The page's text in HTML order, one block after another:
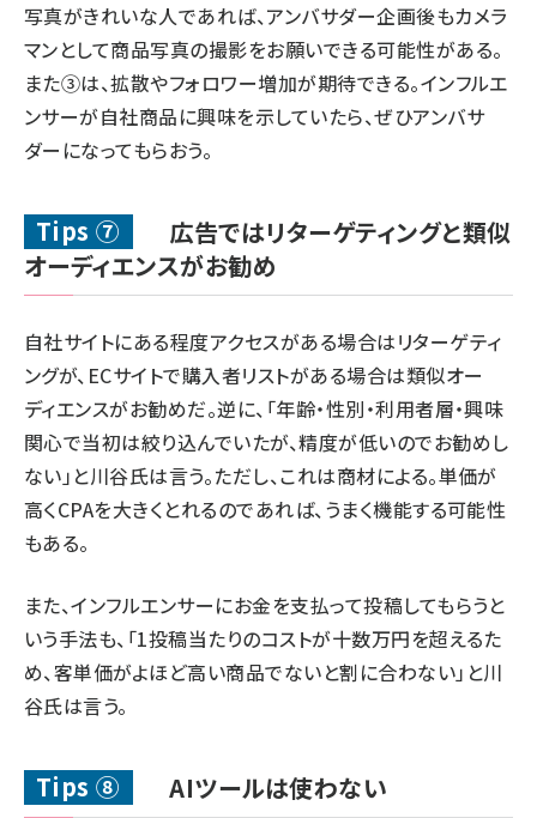
写真がきれいな人であれば、アンバサダー企画後もカメラ
マンとして商品写真の撮影をお願いできる可能性がある。
また③は、拡散やフォロワー増加が期待できる。インフルエ
ンサーが自社商品に興味を示していたら、ぜひアンバサ
ダーになってもらおう。
Tips ⑦
広告ではリターゲティングと類似
オーディエンスがお勧め
自社サイトにある程度アクセスがある場合はリターゲティ
ングが、ECサイトで購入者リストがある場合は類似オー
ディエンスがお勧めだ。逆に、「年齢・性別・利用者層・興味
関心で当初は絞り込んでいたが、精度が低いのでお勧めし
ない」と川谷氏は言う。ただし、これは商材による。単価が
高くCPAを大きくとれるのであれば、うまく機能する可能性
もある。
また、インフルエンサーにお金を支払って投稿してもらうと
いう手法も、「1投稿当たりのコストが十数万円を超えるた
め、客単価がよほど高い商品でないと割に合わない」と川
谷氏は言う。
Tips ⑧ AIツールは使わない